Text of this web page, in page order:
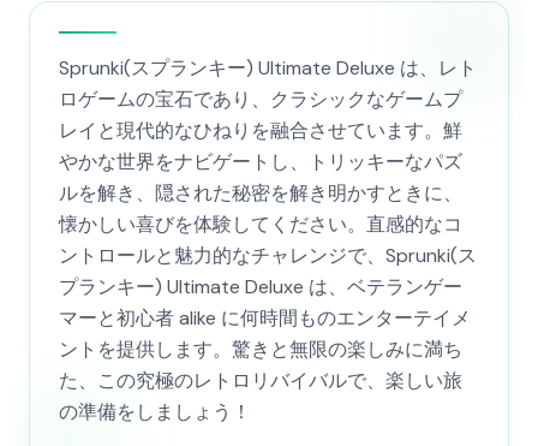
Sprunki(スプランキー) Ultimate Deluxe は、レト
ロゲームの宝石であり、クラシックなゲームプ
レイと現代的なひねりを融合させています。鮮
やかな世界をナビゲートし、トリッキーなパズ
ルを解き、隠された秘密を解き明かすときに、
懐かしい喜びを体験してください。直感的なコ
ントロールと魅力的なチャレンジで、Sprunki(ス
プランキー) Ultimate Deluxe は、ベテランゲー
マーと初心者 alike に何時間ものエンターテイメ
ントを提供します。驚きと無限の楽しみに満ち
た、この究極のレトロリバイバルで、楽しい旅
の準備をしましょう！